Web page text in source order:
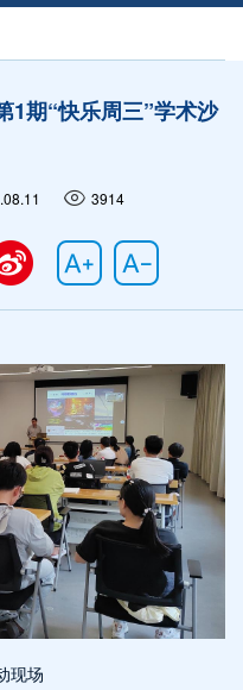
1期“快乐周三”学术沙
3914
现场